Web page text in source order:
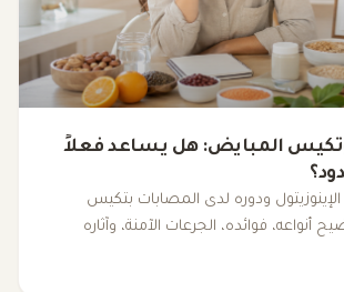
وتكيس المبايض: هل يساعد فعلاً
ودوره لدى المصابات بتكيس
أنواعه، فوائده، الجرعات الآمنة، وآثاره